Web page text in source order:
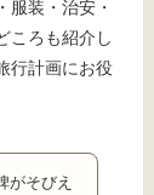
服装・治安・
ころも紹介し
行計画にお役
がそびえ